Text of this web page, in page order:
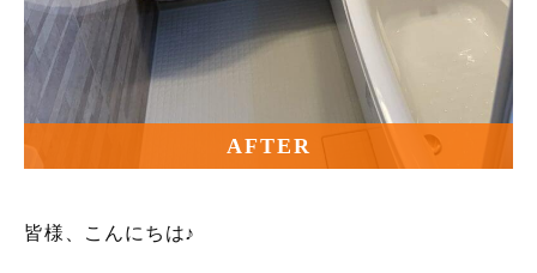
AFTER
皆様、こんにちは♪